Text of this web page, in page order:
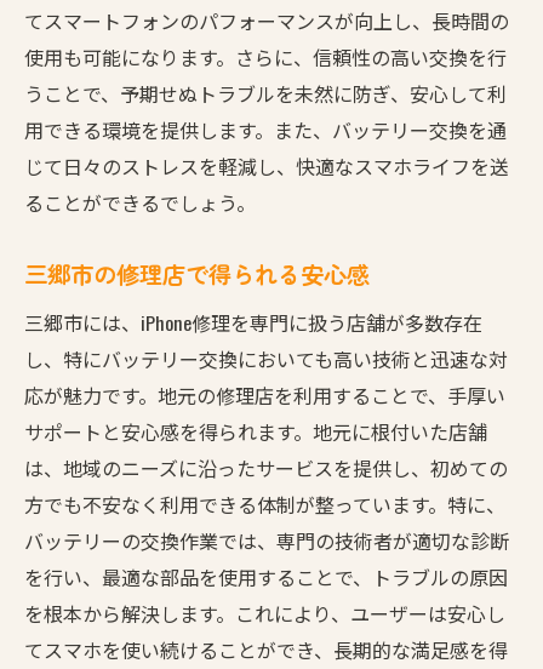
適切な修理タイミングの見つけ方
三郷市の専門店でiPhone修理信頼性の高いバッテ
リー交換サービス
地元で信頼される修理店の特徴
プロの技術力を活用するメリット
迅速なサービス提供の重要性
高品質パーツの使用がもたらす安心感
実際の顧客体験から学ぶ
iPhone修理のプロが解説バッテリー交換で得られ
るメリット
バッテリー交換で得る長時間使用
スマホのパフォーマンス向上
環境への配慮と持続可能性
コスト削減と修理の価値
定期メンテナンスの重要性
てスマートフォンのパフォーマンスが向上し、長時間の
使用も可能になります。さらに、信頼性の高い交換を行
うことで、予期せぬトラブルを未然に防ぎ、安心して利
用できる環境を提供します。また、バッテリー交換を通
じて日々のストレスを軽減し、快適なスマホライフを送
ることができるでしょう。
三郷市の修理店で得られる安心感
三郷市には、iPhone修理を専門に扱う店舗が多数存在
し、特にバッテリー交換においても高い技術と迅速な対
応が魅力です。地元の修理店を利用することで、手厚い
サポートと安心感を得られます。地元に根付いた店舗
は、地域のニーズに沿ったサービスを提供し、初めての
方でも不安なく利用できる体制が整っています。特に、
バッテリーの交換作業では、専門の技術者が適切な診断
を行い、最適な部品を使用することで、トラブルの原因
を根本から解決します。これにより、ユーザーは安心し
てスマホを使い続けることができ、長期的な満足感を得